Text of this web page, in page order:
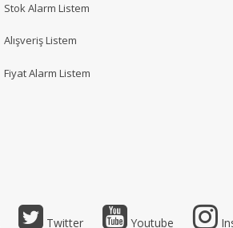
Stok Alarm Listem
Alışveriş Listem
Fiyat Alarm Listem
Twitter Youtube